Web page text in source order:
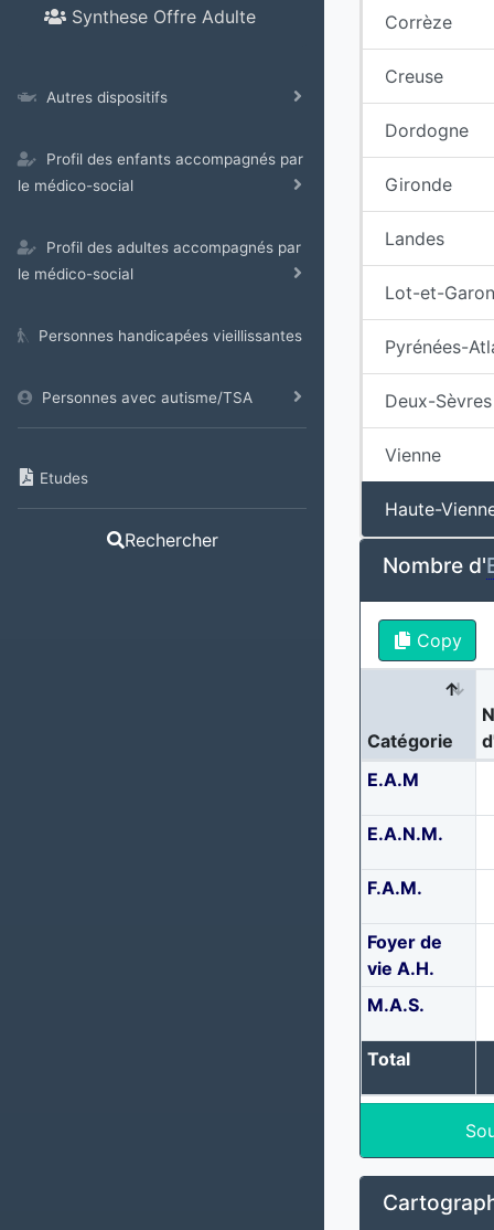
Synthese Offre Adulte
Autres dispositifs
Profil des enfants accompagnés par
le médico-social
Profil des adultes accompagnés par
le médico-social
Personnes handicapées vieillissantes
Personnes avec autisme/TSA
Etudes
Rechercher
Corrèze
Creuse
Dordogne
Gironde
Landes
Lot-et-
Pyrénées-
Deux-Sèvres
Vienne
Haute-
Nombre d'
Copy
Catégorie
E.A.M
E.A.N.M.
F.A.M.
Foyer de
vie A.H.
M.A.S.
Total